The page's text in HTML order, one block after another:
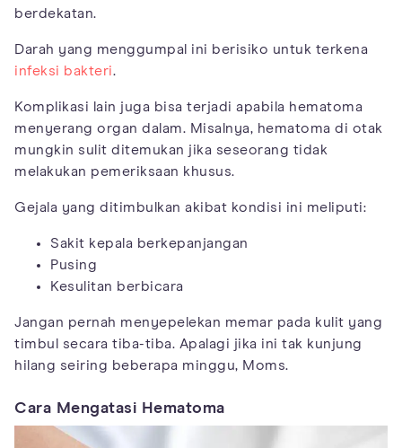
berdekatan.
Darah yang menggumpal ini berisiko untuk terkena
infeksi bakteri.
Komplikasi lain juga bisa terjadi apabila hematoma
menyerang organ dalam. Misalnya, hematoma di otak
mungkin sulit ditemukan jika seseorang tidak
melakukan pemeriksaan khusus.
Gejala yang ditimbulkan akibat kondisi ini meliputi:
Sakit kepala berkepanjangan
Pusing
Kesulitan berbicara
Jangan pernah menyepelekan memar pada kulit yang
timbul secara tiba-tiba. Apalagi jika ini tak kunjung
hilang seiring beberapa minggu, Moms.
Cara Mengatasi Hematoma